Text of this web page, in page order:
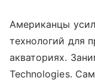
Американцы
технологий для
акваториях.
Technologies.